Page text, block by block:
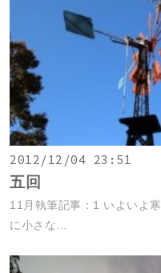
2012/12/04 23:51
五回
11月執筆記事：1 いよいよ
に小さな...